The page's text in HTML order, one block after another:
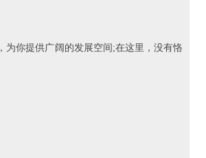
你提供广阔的发展空间;在这里，没有恪